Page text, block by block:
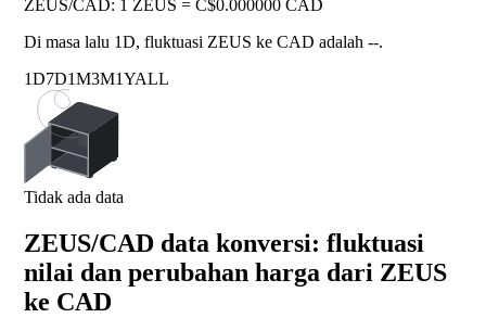
ZEUS/CAD: 1 ZEUS = C$0.000000 CAD
Di masa lalu 1D, fluktuasi ZEUS ke CAD adalah --.
1D7D1M3M1YALL
Tidak ada data
ZEUS/CAD data konversi: fluktuasi
nilai dan perubahan harga dari ZEUS
ke CAD